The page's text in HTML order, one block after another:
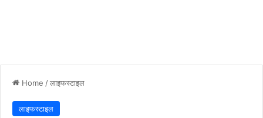
Home /लाइफस्टाइल
लाइफस्टाइल